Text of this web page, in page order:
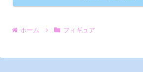
ホーム フィギュア